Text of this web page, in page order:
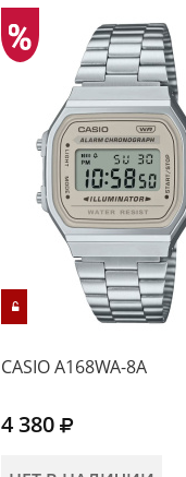
CASIO A168WA-8A
4 380